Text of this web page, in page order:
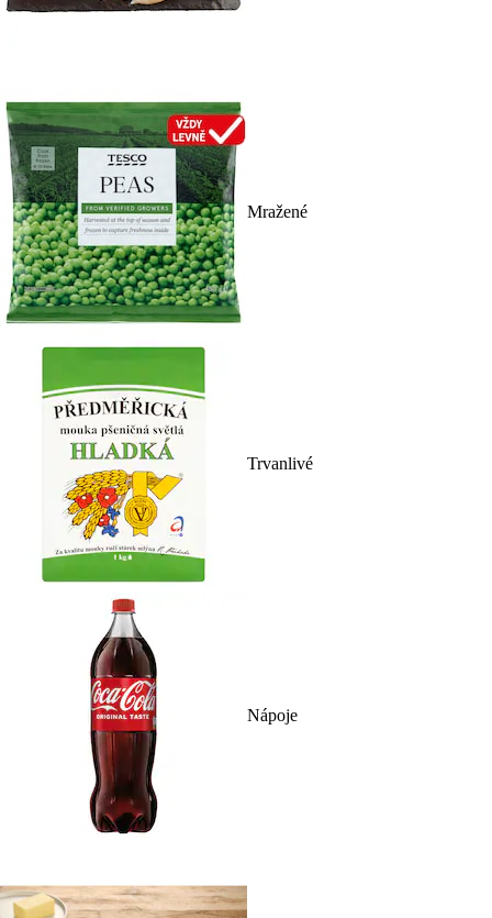
Mražené
Trvanlivé
Nápoje